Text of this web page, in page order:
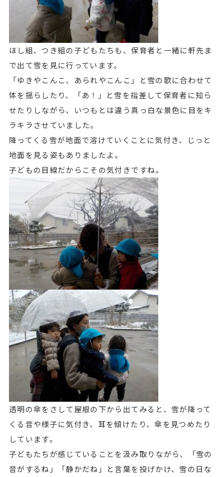
ほし組、つき組の子どもたちも、保育者と一緒に軒先ま
で出て雪を見に行っています。
「ゆきやこんこ、あられやこんこ」と雪の歌に合わせて
体を揺らしたり、「あ！」と雪を指差して保育者に知ら
せたりしながら、いつもとは違う真っ白な景色に目をキ
ラキラさせていました。
降ってくる雪が地面で溶けていくことに気付き、じっと
地面を見る姿もありましたよ。
子どもの目線だからこその気付きですね。
透明の傘をさして屋根の下から出てみると、雪が降って
くる音や様子に気付き、耳を傾けたり、傘を見つめたり
しています。
子どもたちが感じていることを汲み取りながら、「雪の
音がするね」「静かだね」と言葉を投げかけ、雪の日な